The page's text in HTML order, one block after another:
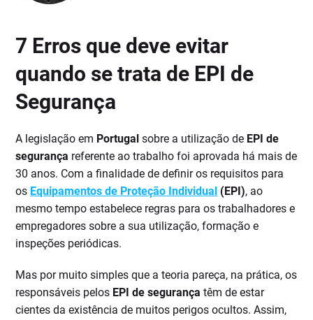
7 Erros que deve evitar
quando se trata de EPI de
Segurança
A legislação em Portugal sobre a utilização de EPI de
segurança referente ao trabalho foi aprovada há mais de
30 anos. Com a finalidade de definir os requisitos para
os Equipamentos de Proteção Individual (EPI), ao
mesmo tempo estabelece regras para os trabalhadores e
empregadores sobre a sua utilização, formação e
inspeções periódicas.
Mas por muito simples que a teoria pareça, na prática, os
responsáveis pelos EPI de segurança têm de estar
cientes da existência de muitos perigos ocultos. Assim,